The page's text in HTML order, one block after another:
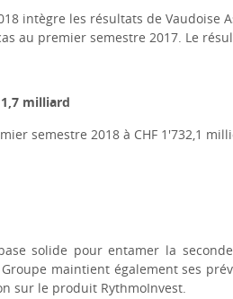
intègre les résultats de Vaudoise
au premier semestre 2017. Le
milliard
semestre 2018 à CHF 1'732,1
solide pour entamer la
maintient également ses
sur le produit RythmoInvest.